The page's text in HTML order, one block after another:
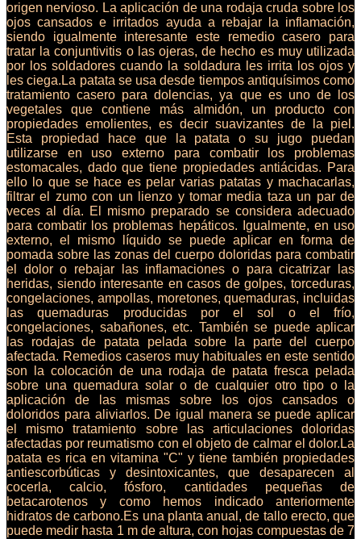
origen nervioso. La aplicación de una rodaja cruda sobre los
ojos cansados e irritados ayuda a rebajar la inflamación,
siendo igualmente interesante este remedio casero para
tratar la conjuntivitis o las ojeras, de hecho es muy utilizada
por los soldadores cuando la soldadura les irrita los ojos y
les ciega.La patata se usa desde tiempos antiquísimos como
tratamiento casero para dolencias, ya que es uno de los
vegetales que contiene más almidón, un producto con
propiedades emolientes, es decir suavizantes de la piel.
Esta propiedad hace que la patata o su jugo puedan
utilizarse en uso externo para combatir los problemas
estomacales, dado que tiene propiedades antiácidas. Para
ello lo que se hace es pelar varias patatas y machacarlas,
filtrar el zumo con un lienzo y tomar media taza un par de
veces al día. El mismo preparado se considera adecuado
para combatir los problemas hepáticos. Igualmente, en uso
externo, el mismo líquido se puede aplicar en forma de
pomada sobre las zonas del cuerpo doloridas para combatir
el dolor o rebajar las inflamaciones o para cicatrizar las
heridas, siendo interesante en casos de golpes, torceduras,
congelaciones, ampollas, moretones, quemaduras, incluidas
las quemaduras producidas por el sol o el frío,
congelaciones, sabañones, etc. También se puede aplicar
las rodajas de patata pelada sobre la parte del cuerpo
afectada. Remedios caseros muy habituales en este sentido
son la colocación de una rodaja de patata fresca pelada
sobre una quemadura solar o de cualquier otro tipo o la
aplicación de las mismas sobre los ojos cansados o
doloridos para aliviarlos. De igual manera se puede aplicar
el mismo tratamiento sobre las articulaciones doloridas
afectadas por reumatismo con el objeto de calmar el dolor.La
patata es rica en vitamina "C" y tiene también propiedades
antiescorbúticas y desintoxicantes, que desaparecen al
cocerla, calcio, fósforo, cantidades pequeñas de
betacarotenos y como hemos indicado anteriormente
hidratos de carbono.Es una planta anual, de tallo erecto, que
puede medir hasta 1 m de altura, con hojas compuestas de 7